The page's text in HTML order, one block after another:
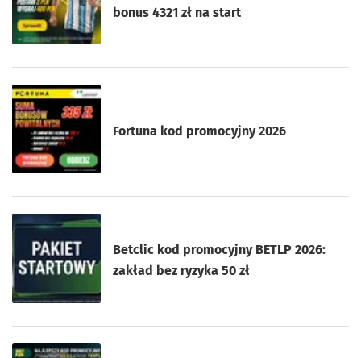
bonus 4321 zł na start
Fortuna kod promocyjny 2026
Betclic kod promocyjny BETLP 2026:
zakład bez ryzyka 50 zł